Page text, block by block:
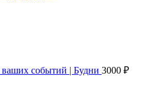
событий | Будни 3000 ₽